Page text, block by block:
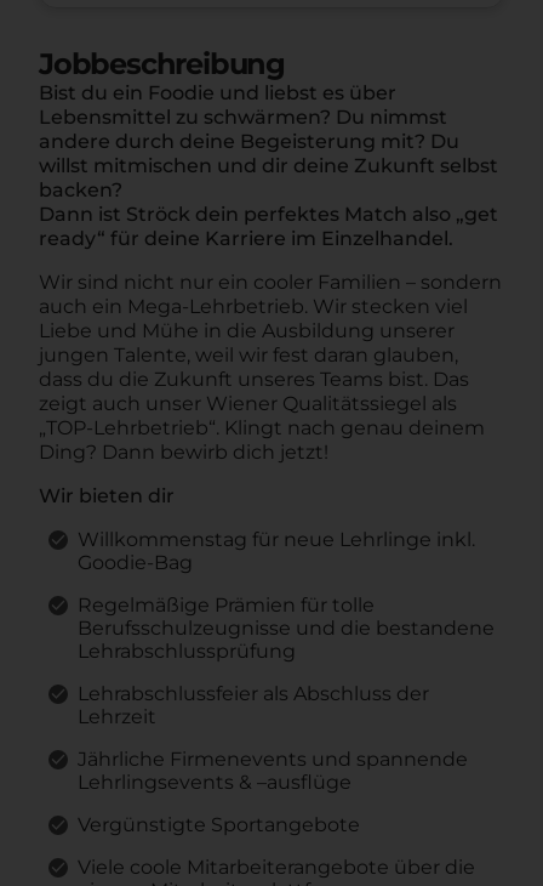
Jobbeschreibung
Bist du ein Foodie und liebst es über
Lebensmittel zu schwärmen? Du nimmst
andere durch deine Begeisterung mit? Du
willst mitmischen und dir deine Zukunft selbst
backen?
Dann ist Ströck dein perfektes Match also „get
ready“ für deine Karriere im Einzelhandel.
Wir sind nicht nur ein cooler Familien – sondern
auch ein Mega-Lehrbetrieb. Wir stecken viel
Liebe und Mühe in die Ausbildung unserer
jungen Talente, weil wir fest daran glauben,
dass du die Zukunft unseres Teams bist. Das
zeigt auch unser Wiener Qualitätssiegel als
„TOP-Lehrbetrieb“. Klingt nach genau deinem
Ding? Dann bewirb dich jetzt!
Wir bieten dir
Willkommenstag für neue Lehrlinge inkl.
Goodie-Bag
Regelmäßige Prämien für tolle
Berufsschulzeugnisse und die bestandene
Lehrabschlussprüfung
Lehrabschlussfeier als Abschluss der
Lehrzeit
Jährliche Firmenevents und spannende
Lehrlingsevents & –ausflüge
Vergünstigte Sportangebote
Viele coole Mitarbeiterangebote über die